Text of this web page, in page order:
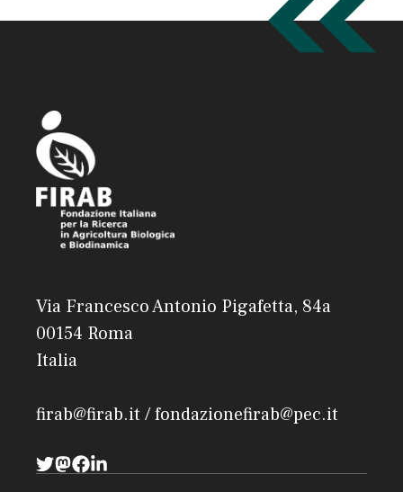
Via Francesco Antonio Pigafetta, 84a
00154 Roma
Italia
firab@firab.it / fondazionefirab@pec.it